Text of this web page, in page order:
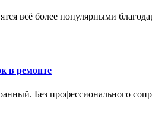
всё более популярными
в ремонте
Без профессионального